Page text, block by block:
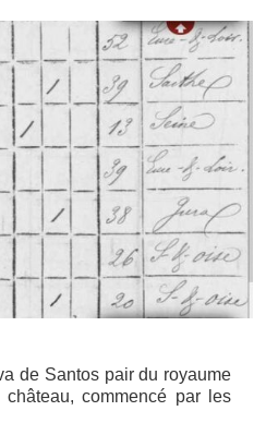
de Santos pair du royaume
commencé par les